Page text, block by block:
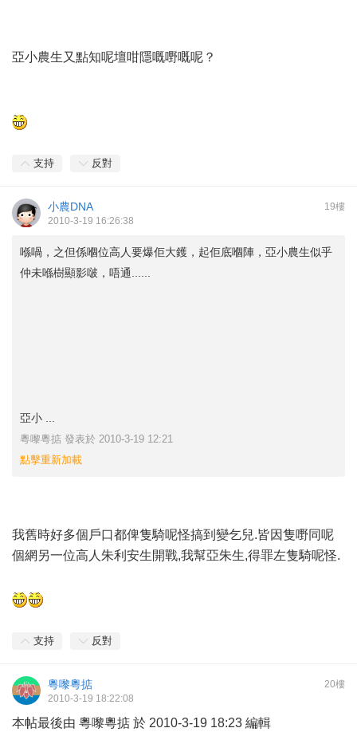
亞小農生又點知呢壇咁隱嘅嘢嘅呢？
支持 反對
19樓
小農DNA
2010-3-19 16:26:38
喺喎，之但係嗰位高人要爆佢大鑊，起佢底嗰陣，亞小農生似乎
仲未喺樹顯影啵，唔通......
亞小 ...
粵嚟粵掂 發表於 2010-3-19 12:21
點擊重新加載
我舊時好多個戶口都俾隻騎呢怪搞到變乞兒.皆因隻嘢同呢
個網另一位高人朱利安生開戰,我幫亞朱生,得罪左隻騎呢怪.
支持 反對
20樓
粵嚟粵掂
2010-3-19 18:22:08
本帖最後由 粵嚟粵掂 於 2010-3-19 18:23 編輯